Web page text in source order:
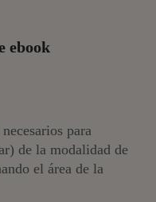
ebook
para
de la modalidad de
el área de la